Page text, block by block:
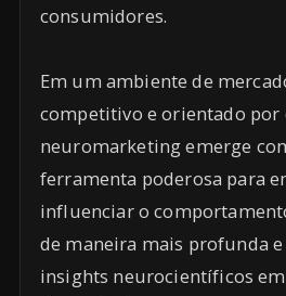
consumidores.
Em um ambiente de
competitivo e orientado por
neuromarketing emerge
ferramenta poderosa para
influenciar o
de maneira mais profunda
insights neurocientíficos